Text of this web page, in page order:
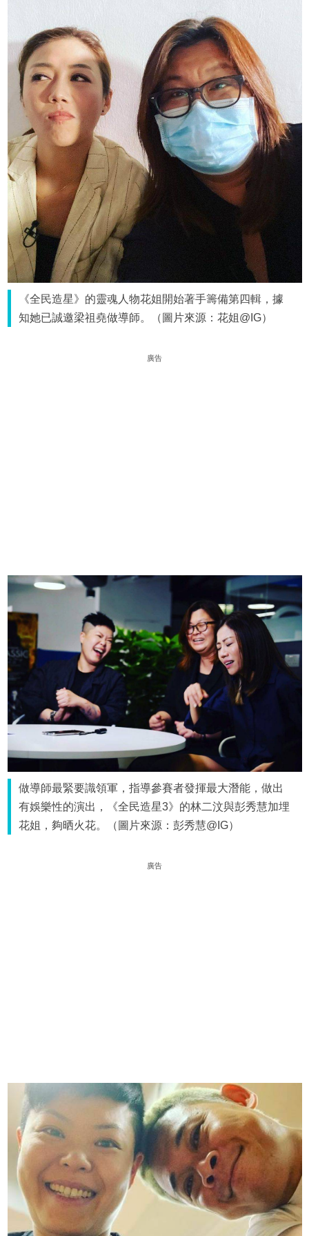
《全民造星》的靈魂人物花姐開始著手籌備第四輯，據
知她已誠邀梁祖堯做導師。（圖片來源：花姐@IG）
廣告
做導師最緊要識領軍，指導參賽者發揮最大潛能，做出
有娛樂性的演出，《全民造星3》的林二汶與彭秀慧加埋
花姐，夠晒火花。（圖片來源：彭秀慧@IG）
廣告